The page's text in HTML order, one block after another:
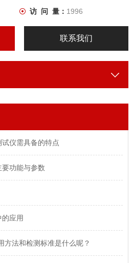
访 问 量： 1996
联系我们
仪需具备的特点
功能与参数
应用
方法和检测标准是什么呢？